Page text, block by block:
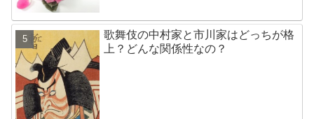
歌舞伎の中村家と市川家はどっちが格
上？どんな関係性なの？